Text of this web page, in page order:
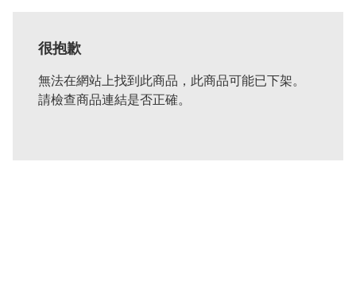
很抱歉
無法在網站上找到此商品，此商品可能已下架。
請檢查商品連結是否正確。